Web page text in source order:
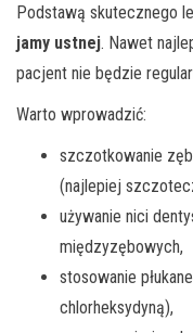
Podstawą skutecznego
jamy ustnej. Nawet
pacjent nie będzie
Warto wprowadzić:
szczotkowanie
(najlepiej
używanie nici
międzyzębowych,
stosowanie
chlorheksydyną),